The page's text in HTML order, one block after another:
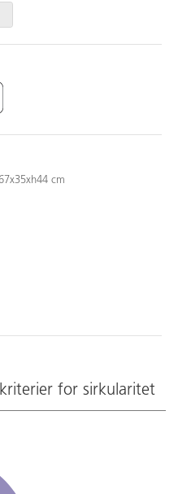
cm
for sirkularitet